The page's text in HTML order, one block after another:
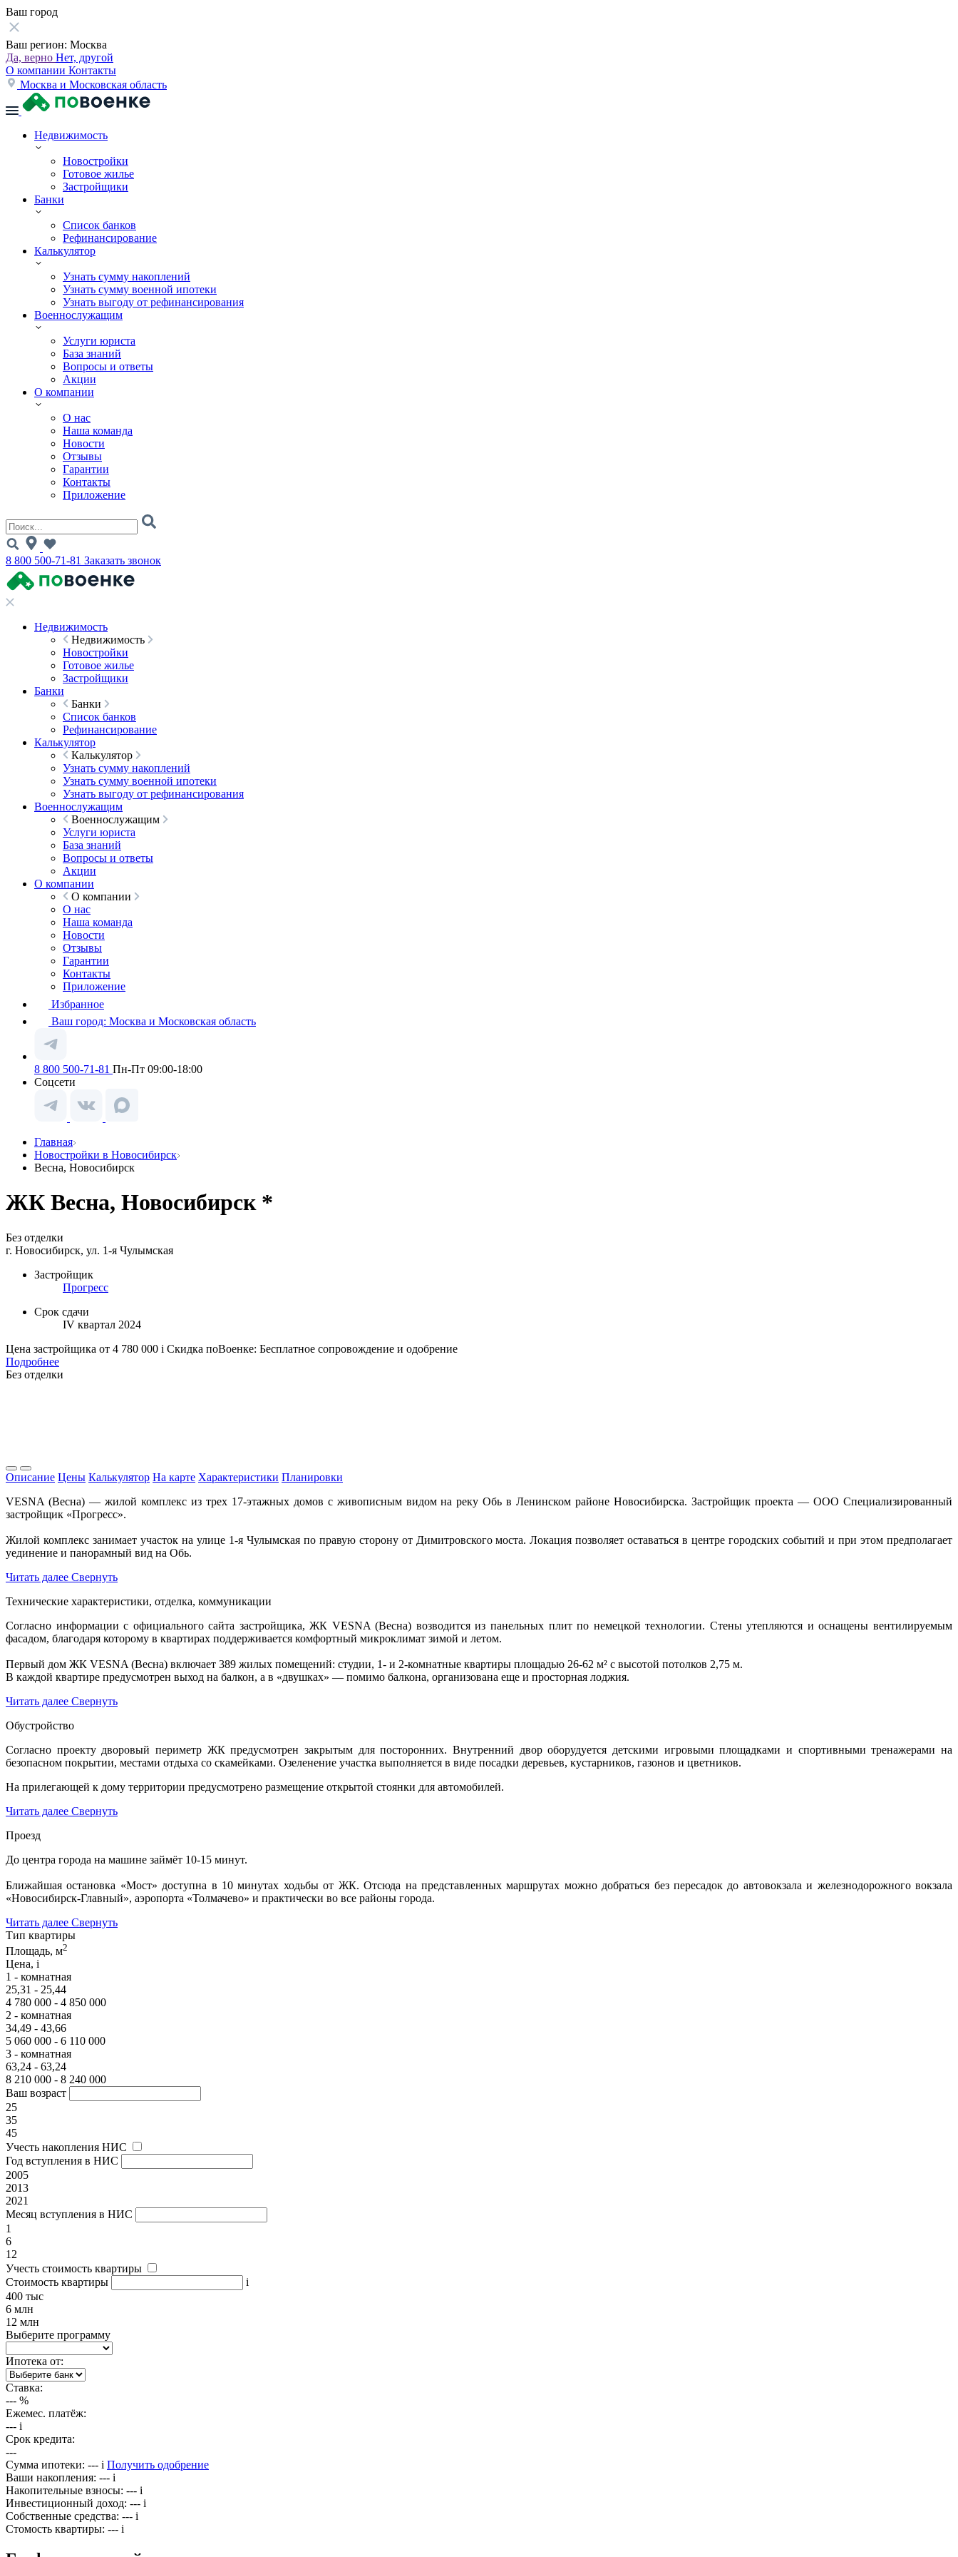
Ваш город
Ваш регион: Москва
Да, верно Нет, другой
О компании Контакты
Москва и Московская область
Недвижимость
Новостройки
Готовое жилье
Застройщики
Банки
Список банков
Рефинансирование
Калькулятор
Узнать сумму накоплений
Узнать сумму военной ипотеки
Узнать выгоду от рефинансирования
Военнослужащим
Услуги юриста
База знаний
Вопросы и ответы
Акции
О компании
О нас
Наша команда
Новости
Отзывы
Гарантии
Контакты
Приложение
8 800 500-71-81 Заказать звонок
Недвижимость
Недвижимость
Новостройки
Готовое жилье
Застройщики
Банки
Банки
Список банков
Рефинансирование
Калькулятор
Калькулятор
Узнать сумму накоплений
Узнать сумму военной ипотеки
Узнать выгоду от рефинансирования
Военнослужащим
Военнослужащим
Услуги юриста
База знаний
Вопросы и ответы
Акции
О компании
О компании
О нас
Наша команда
Новости
Отзывы
Гарантии
Контакты
Приложение
Избранное
Ваш город: Москва и Московская область
8 800 500-71-81 Пн-Пт 09:00-18:00
Соцсети
Главная
Новостройки в Новосибирск
Весна, Новосибирск
ЖК Весна, Новосибирск *
Без отделки
г. Новосибирск, ул. 1-я Чулымская
Застройщик
Прогресс
Срок сдачи
IV квартал 2024
Цена застройщика от 4 780 000 i Скидка поВоенке: Бесплатное сопровождение и одобрение
Подробнее
Без отделки
Описание Цены Калькулятор На карте Характеристики Планировки
VESNA (Весна) — жилой комплекс из трех 17-этажных домов с живописным видом на реку Обь в Ленинском районе Новосибирска. Застройщик проекта — ООО Специализированный
застройщик «Прогресс».
Жилой комплекс занимает участок на улице 1-я Чулымская по правую сторону от Димитровского моста. Локация позволяет оставаться в центре городских событий и при этом предполагает
уединение и панорамный вид на Обь.
Читать далее Свернуть
Технические характеристики, отделка, коммуникации
Согласно информации с официального сайта застройщика, ЖК VESNA (Весна) возводится из панельных плит по немецкой технологии. Стены утепляются и оснащены вентилируемым
фасадом, благодаря которому в квартирах поддерживается комфортный микроклимат зимой и летом.
Первый дом ЖК VESNA (Весна) включает 389 жилых помещений: студии, 1- и 2-комнатные квартиры площадью 26-62 м² с высотой потолков 2,75 м.
В каждой квартире предусмотрен выход на балкон, а в «двушках» — помимо балкона, организована еще и просторная лоджия.
Читать далее Свернуть
Обустройство
Согласно проекту дворовый периметр ЖК предусмотрен закрытым для посторонних. Внутренний двор оборудуется детскими игровыми площадками и спортивными тренажерами на
безопасном покрытии, местами отдыха со скамейками. Озеленение участка выполняется в виде посадки деревьев, кустарников, газонов и цветников.
На прилегающей к дому территории предусмотрено размещение открытой стоянки для автомобилей.
Читать далее Свернуть
Проезд
До центра города на машине займёт 10-15 минут.
Ближайшая остановка «Мост» доступна в 10 минутах ходьбы от ЖК. Отсюда на представленных маршрутах можно добраться без пересадок до автовокзала и железнодорожного вокзала
«Новосибирск-Главный», аэропорта «Толмачево» и практически во все районы города.
Читать далее Свернуть
Тип квартиры
Площадь, м2
Цена, i
1 - комнатная
25,31 - 25,44
4 780 000 - 4 850 000
2 - комнатная
34,49 - 43,66
5 060 000 - 6 110 000
3 - комнатная
63,24 - 63,24
8 210 000 - 8 240 000
Ваш возраст
25
35
45
Учесть накопления НИС
Год вступления в НИС
2005
2013
2021
Месяц вступления в НИС
1
6
12
Учесть стоимость квартиры
Стоимость квартиры
i
400 тыс
6 млн
12 млн
Выберите программу
Ипотека от:
Ставка:
--- %
Ежемес. платёж:
--- i
Срок кредита:
---
Сумма ипотеки: --- i Получить одобрение
Ваши накопления: --- i
Накопительные взносы: --- i
Инвестиционный доход: --- i
Собственные средства: --- i
Стомость квартиры: --- i